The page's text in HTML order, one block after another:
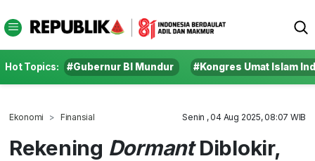
Hot Topics: #Gubernur BI Mundur #Kongres Umat Islam
Ekonomi Finansial Senin , 04 Aug 2025, 08:07 WIB
Rekening DormantDiblokir,